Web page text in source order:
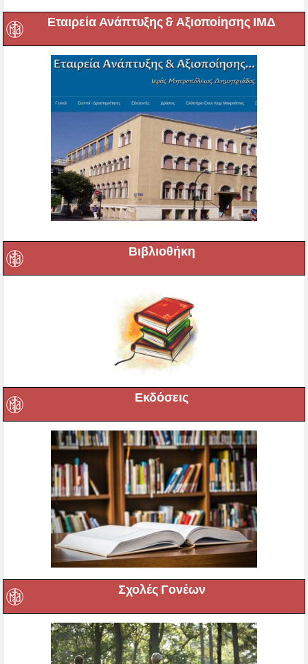
Εταιρεία Ανάπτυξης & Αξιοποίησης ΙΜΔ
Βιβλιοθήκη
Εκδόσεις
Σχολές Γονέων